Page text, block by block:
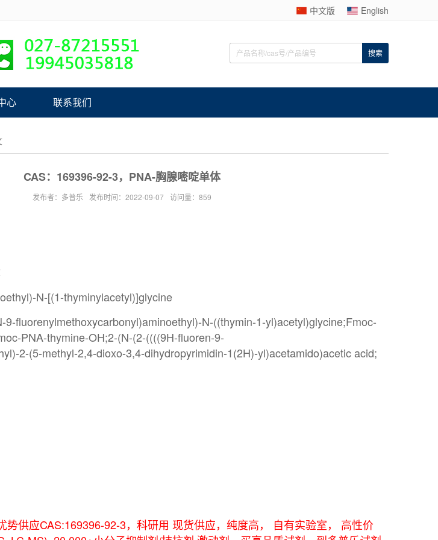
中文版 English
心 联系我们
CAS：169396-92-3，PNA-胸腺嘧啶单体
发布者：多普乐 发布时间：2022-09-07 访问量：859
N-[(1-thyminylacetyl)]glycine
fluorenylmethoxycarbonyl)aminoethyl)-N-((thymin-1-yl)acetyl)glycine;Fmoc-
PNA-thymine-OH;2-(N-(2-((((9H-fluoren-9-
2-(5-methyl-2,4-dioxo-3,4-dihydropyrimidin-1(2H)-yl)acetamido)acetic acid;
势供应CAS:169396-92-3，科研用 现货供应，纯度高， 自有实验室， 高性价